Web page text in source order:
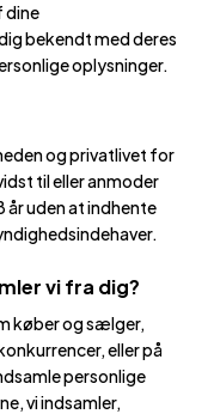
dine
bekendt med deres
oplysninger.
og privatlivet for
til eller anmoder
år uden at indhente
vi fra dig?
køber og sælger,
eller på
personlige
vi indsamler,